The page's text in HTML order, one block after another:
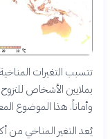
تتسبب التغيرات
بملايين الأشخاص
وأماناً. هذا الموضوع
يُعد التغير المناخي من